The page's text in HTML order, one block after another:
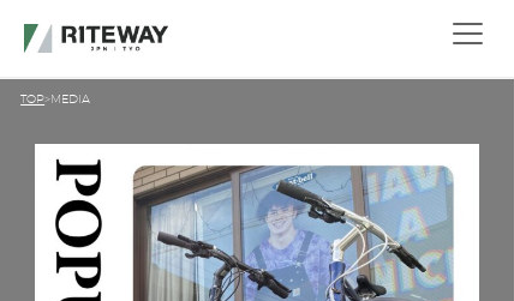
TOP MEDIA